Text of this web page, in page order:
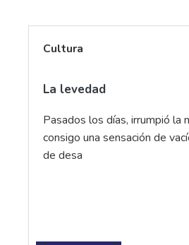
Cultura
La levedad
Pasados los días, irrumpió la
consigo una sensación de
de desa